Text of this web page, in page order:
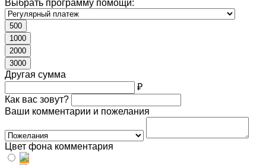
Выбрать программу помощи:
500
1000
2000
3000
Другая сумма
₽
Как вас зовут?
Ваши комментарии и пожелания
Цвет фона комментария